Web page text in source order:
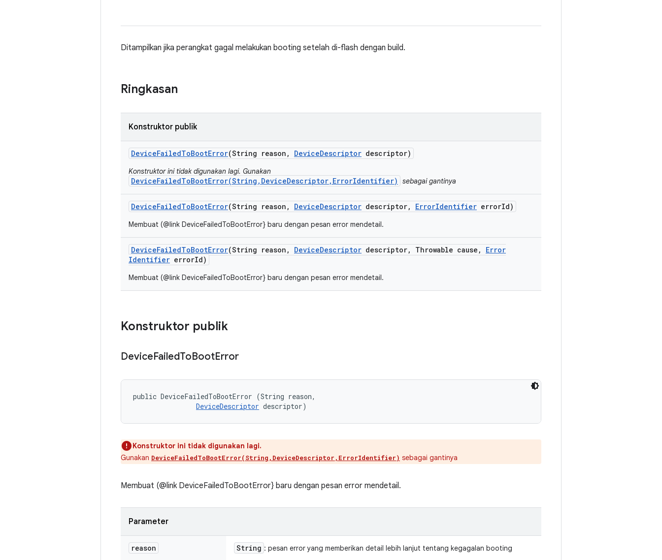
Ditampilkan jika perangkat gagal melakukan booting setelah di-flash dengan build.
Ringkasan
Konstruktor publik
DeviceFailedToBootError(String reason , DeviceDescriptor descriptor)
Konstruktor ini tidak digunakan lagi. Gunakan
DeviceFailedToBootError(String,DeviceDescriptor,ErrorIdentifier) sebagai gantinya
DeviceFailedToBootError(String reason , DeviceDescriptor descriptor, ErrorIdentifier errorId)
Membuat (@link DeviceFailedToBootError} baru dengan pesan error mendetail.
DeviceFailedToBootError(String reason , DeviceDescriptor descriptor, Throwable cause ,
Error
Identifier errorId)
Membuat (@link DeviceFailedToBootError} baru dengan pesan error mendetail.
Konstruktor publik
DeviceFailedToBootError
public DeviceFailedToBootError (String reason,
DeviceDescriptor descriptor)
Konstruktor ini tidak digunakan lagi.
Gunakan DeviceFailedToBootError(String,DeviceDescriptor,ErrorIdentifier) sebagai gantinya
Membuat (@link DeviceFailedToBootError} baru dengan pesan error mendetail.
Parameter
reason String : pesan error yang memberikan detail lebih lanjut tentang kegagalan booting